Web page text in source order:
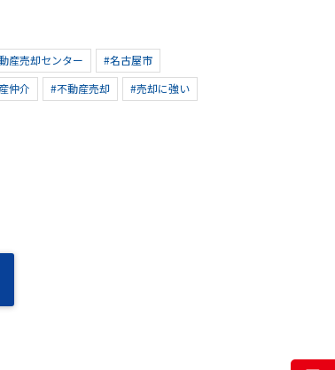
産売却センター
#名古屋市
仲介 #不動産売却
#売却に強い